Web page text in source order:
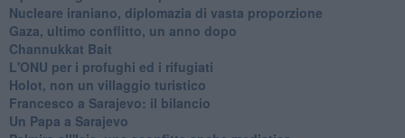
Nucleare iraniano, diplomazia di vasta proporzione
Gaza, ultimo conflitto, un anno dopo
Channukkat Bait
L'ONU per i profughi ed i rifugiati
Holot, non un villaggio turistico
Francesco a Sarajevo: il bilancio
Un Papa a Sarajevo